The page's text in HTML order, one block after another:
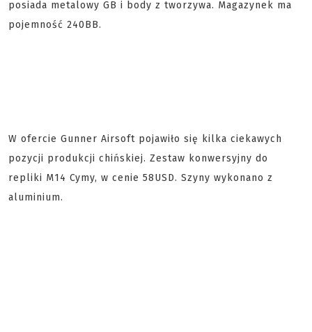
posiada metalowy GB i body z tworzywa. Magazynek ma
pojemność 240BB.
W ofercie Gunner Airsoft pojawiło się kilka ciekawych
pozycji produkcji chińskiej. Zestaw konwersyjny do
repliki M14 Cymy, w cenie 58USD. Szyny wykonano z
aluminium.